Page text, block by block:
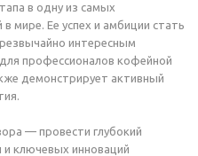
в одну из самых
мире. Ее успех и амбиции стать
интересным
профессионалов кофейной
демонстрирует активный
— провести глубокий
и ключевых инноваций